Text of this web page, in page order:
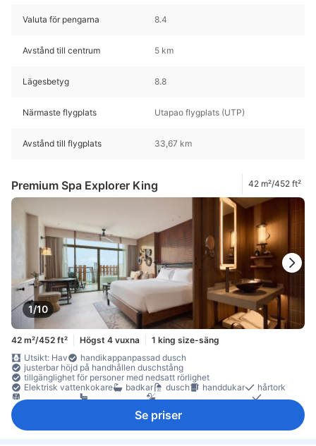
Valuta för pengarna 8.4
Avstånd till centrum 5 km
Lägesbetyg 8.8
Närmaste flygplats Utapao flygplats (UTP)
Avstånd till flygplats 33,67 km
Premium Spa Explorer King 42 m²/452 ft²
1/10
42 m²/452 ft² Högst 4 vuxna
1 king size-säng
Utsikt: Hav
handikappanpassad dusch
justerbar höjd på handhållen duschstång
tillgänglighet för personer med nedsatt rörlighet
Elektrisk vattenkokare
badkar dusch handdukar
hårtork
morgonrockar
privat badrum separat dusch & badkar
spegel
trådlöst internet (gratis)
eluttag nära sängen
Se priser